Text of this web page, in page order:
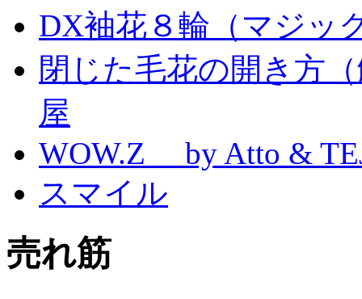
DX袖花８輪（マジッ
閉じた毛花の開き方
屋
WOW.Z by Atto &
スマイル
売れ筋